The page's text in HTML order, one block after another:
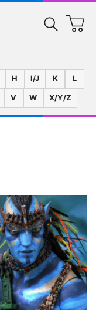
H I/J K L
V W X/Y/Z